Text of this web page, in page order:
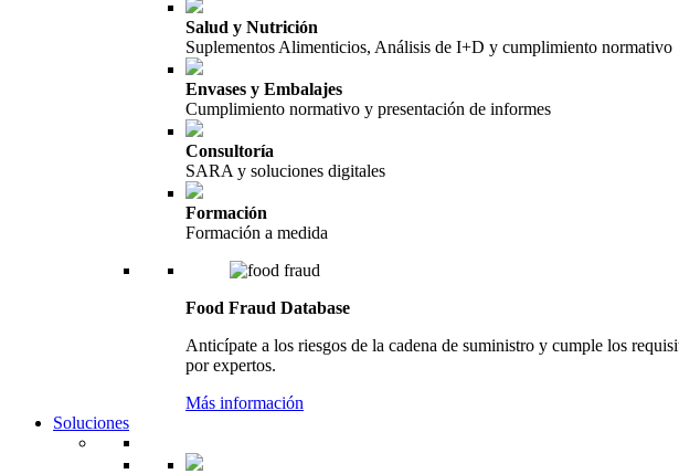
Salud y Nutrición
Suplementos Alimenticios, Análisis de I+D y cumplimiento normativo
Envases y Embalajes
Cumplimiento normativo y presentación de informes
Consultoría
SARA y soluciones digitales
Formación
Formación a medida
Food Fraud Database
Anticípate a los riesgos de la cadena de suministro y cumple los
por expertos.
Más información
Soluciones